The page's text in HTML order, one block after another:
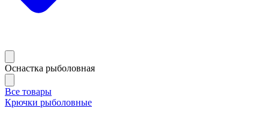
Оснастка рыболовная
Все товары
Крючки рыболовные